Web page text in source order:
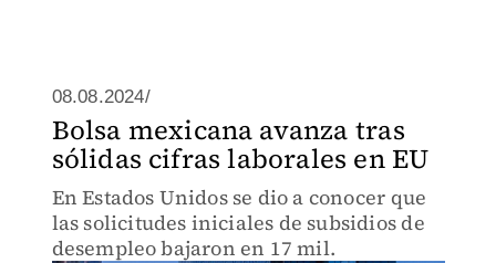
08.08.2024/
Bolsa mexicana avanza tras
sólidas cifras laborales en EU
En Estados Unidos se dio a conocer que
las solicitudes iniciales de subsidios de
desempleo bajaron en 17 mil.